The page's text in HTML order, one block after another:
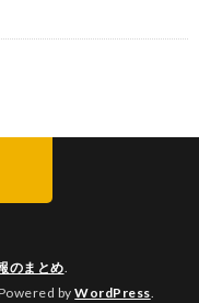
のまとめ
Powered byWordPress